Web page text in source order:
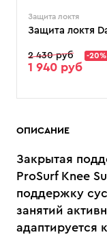
Защита локтя
Защита локтя
2 430 руб -20%
1 940 руб
ОПИСАНИЕ
Закрытая
ProSurf Knee
поддержку
занятий
адаптируется